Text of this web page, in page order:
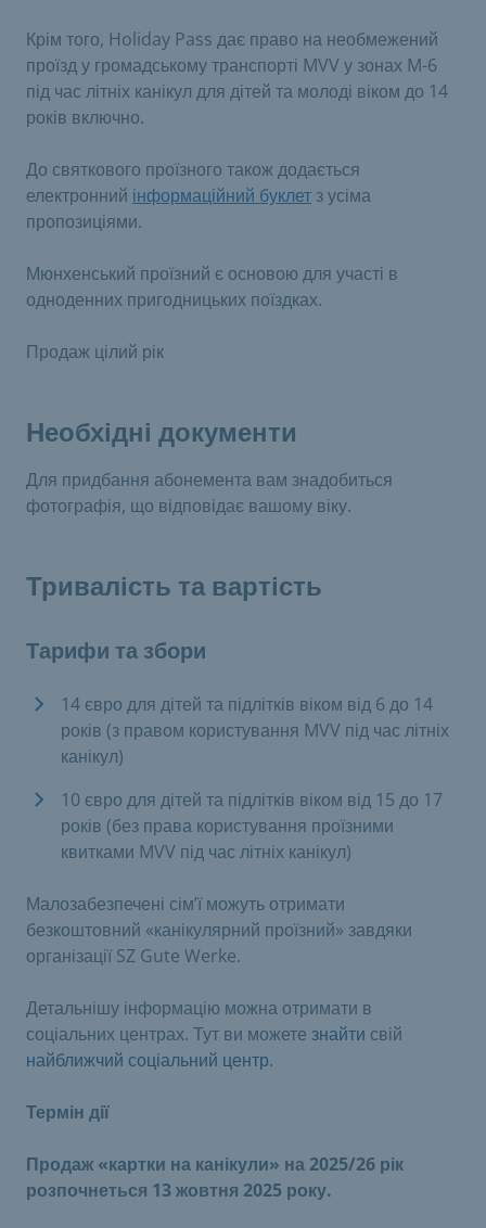
Крім того, Holiday Pass дає право на необмежений
проїзд у громадському транспорті MVV у зонах M-6
під час літніх канікул для дітей та молоді віком до 14
років включно.
До святкового проїзного також додається
електронний інформаційний буклет з усіма
пропозиціями.
Мюнхенський проїзний є основою для участі в
одноденних пригодницьких поїздках.
Продаж цілий рік
Необхідні документи
Для придбання абонемента вам знадобиться
фотографія, що відповідає вашому віку.
Тривалість та вартість
Тарифи та збори
14 євро для дітей та підлітків віком від 6 до 14
років (з правом користування MVV під час літніх
канікул)
10 євро для дітей та підлітків віком від 15 до 17
років (без права користування проїзними
квитками MVV під час літніх канікул)
Малозабезпечені сім’ї можуть отримати
безкоштовний «канікулярний проїзний» завдяки
організації SZ Gute Werke.
Детальнішу інформацію можна отримати в
соціальних центрах. Тут ви можете знайти свій
найближчий соціальний центр.
Термін дії
Продаж «картки на канікули» на 2025/26 рік
розпочнеться 13 жовтня 2025 року.